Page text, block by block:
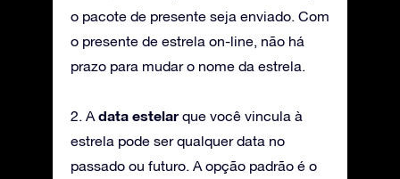
o pacote de presente seja enviado. Com
o presente de estrela on-line, não há
prazo para mudar o nome da estrela.
2. A data estelarque você vincula à
estrela pode ser qualquer data no
passado ou futuro. A opção padrão é o